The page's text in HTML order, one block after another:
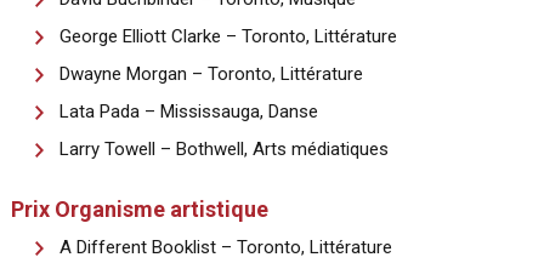
George Elliott Clarke – Toronto, Littérature
Dwayne Morgan – Toronto, Littérature
Lata Pada – Mississauga, Danse
Larry Towell – Bothwell, Arts médiatiques
Prix Organisme artistique
A Different Booklist – Toronto, Littérature